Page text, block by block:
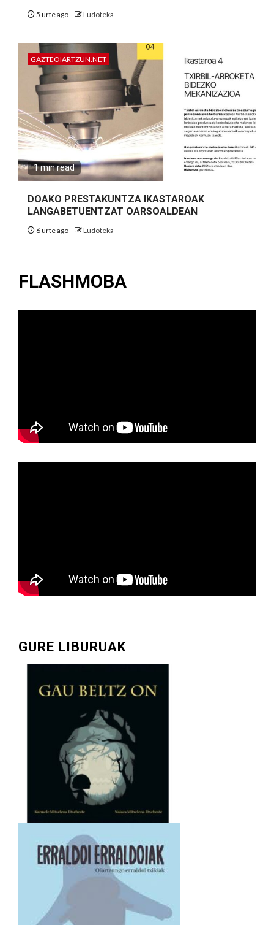
5 urte ago Ludoteka
GAZTEOIARTZUN.NET
1 min read
DOAKO PRESTAKUNTZA IKASTAROAK
LANGABETUENTZAT OARSOALDEAN
6 urte ago Ludoteka
FLASHMOBA
GURE LIBURUAK